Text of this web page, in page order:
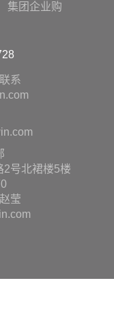
集团企业购
系
2号北裙楼5楼
莹